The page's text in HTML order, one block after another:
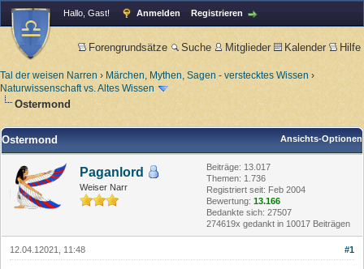
Hallo, Gast! Anmelden Registrieren
Forengrundsätze Suche Mitglieder Kalender Hilfe
Tal der weisen Narren › Märchen, Mythen, Sagen - verstecktes Wissen ›
Naturwissenschaft vs. Altes Wissen
Ostermond
Ansichts-Optionen
Ostermond
Paganlord
Weiser Narr
Beiträge: 13.017
Themen: 1.736
Registriert seit: Feb 2004
Bewertung: 13.166
Bedankte sich: 27507
274619x gedankt in 10017 Beiträgen
#1
12.04.12021, 11:48